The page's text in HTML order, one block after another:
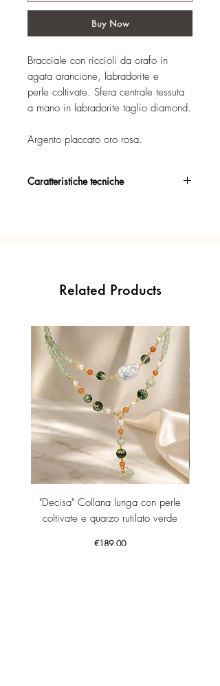
Buy Now
Bracciale con riccioli da orafo in
agata arancione, labradorite e
perle coltivate. Sfera centrale tessuta
a mano in labradorite taglio diamond.
Argento placcato oro rosa.
Caratteristiche tecniche
Italy.
Related Products
"Decisa" Collana lunga con perle
coltivate e quarzo rutilato verde
Price
€189.00